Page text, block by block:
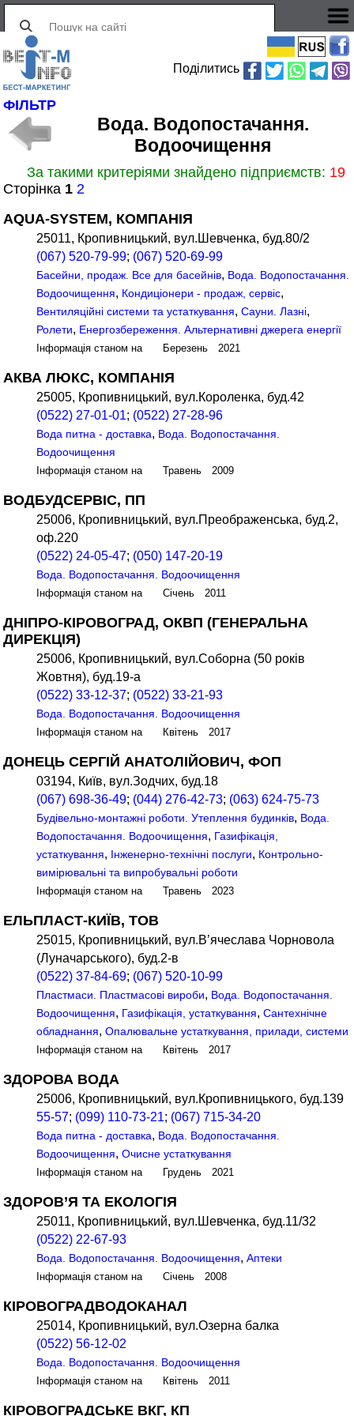
Поділитись
ФІЛЬТР
Вода. Водопостачання.
Водоочищення
За такими критеріями знайдено підприємств: 19
Сторінка 12
AQUA-SYSTEM, КОМПАНІЯ
25011, Кропивницький, вул.Шевченка, буд.80/2
(067) 520-79-99; (067) 520-69-99
Басейни, продаж. Все для басейнів, Вода. Водопостачання.
Водоочищення, Кондиціонери - продаж, сервіс,
Вентиляційні системи та устаткування,Сауни. Лазні,
Ролети, Енергозбереження. Альтернативні джерега енергії
Інформація станом на Березень 2021
АКВА ЛЮКС, КОМПАНІЯ
25005, Кропивницький, вул.Короленка, буд.42
(0522) 27-01-01; (0522) 27-28-96
Вода питна - доставка, Вода. Водопостачання.
Водоочищення
Інформація станом на Травень 2009
ВОДБУДСЕРВІС, ПП
25006, Кропивницький, вул.Преображенська, буд.2,
оф.220
(0522) 24-05-47; (050) 147-20-19
Вода. Водопостачання. Водоочищення
Інформація станом на Січень 2011
ДНІПРО-КІРОВОГРАД, ОКВП (ГЕНЕРАЛЬНА
ДИРЕКЦІЯ)
25006, Кропивницький, вул.Соборна (50 років
Жовтня), буд.19-а
(0522) 33-12-37; (0522) 33-21-93
Вода. Водопостачання. Водоочищення
Інформація станом на Квітень 2017
ДОНЕЦЬ СЕРГІЙ АНАТОЛІЙОВИЧ, ФОП
03194, Київ, вул.Зодчих, буд.18
(067) 698-36-49; (044) 276-42-73; (063) 624-75-73
Будівельно-монтажні роботи. Утеплення будинків, Вода.
Водопостачання. Водоочищення, Газифікація,
устаткування, Інженерно-технічні послуги, Контрольно-
вимірювальні та випробувальні роботи
Інформація станом на Травень 2023
ЕЛЬПЛАСТ-КИЇВ, ТОВ
25015, Кропивницький, вул.В’ячеслава Чорновола
(Луначарського), буд.2-в
(0522) 37-84-69; (067) 520-10-99
Пластмаси. Пластмасові вироби, Вода. Водопостачання.
Водоочищення, Газифікація, устаткування,Сантехнічне
обладнання,Опалювальне устаткування, прилади, системи
Інформація станом на Квітень 2017
ЗДОРОВА ВОДА
25006, Кропивницький, вул.Кропивницького, буд.139
55-57; (099) 110-73-21; (067) 715-34-20
Вода питна - доставка, Вода. Водопостачання.
Водоочищення,Очисне устаткування
Інформація станом на Грудень 2021
ЗДОРОВ’Я ТА ЕКОЛОГІЯ
25011, Кропивницький, вул.Шевченка, буд.11/32
(0522) 22-67-93
Вода. Водопостачання. Водоочищення,Аптеки
Інформація станом на Січень 2008
КІРОВОГРАДВОДОКАНАЛ
25014, Кропивницький, вул.Озерна балка
(0522) 56-12-02
Вода. Водопостачання. Водоочищення
Інформація станом на Квітень 2011
КІРОВОГРАДСЬКЕ ВКГ, КП